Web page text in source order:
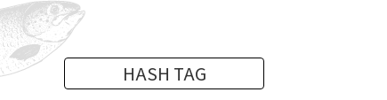
HASH TAG